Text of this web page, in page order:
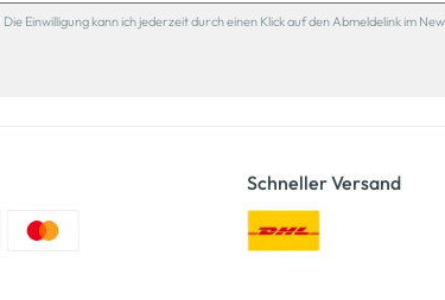
Einwilligung kann ich jederzeit durch einen Klick auf den Abmeldelink im
Schneller Versand